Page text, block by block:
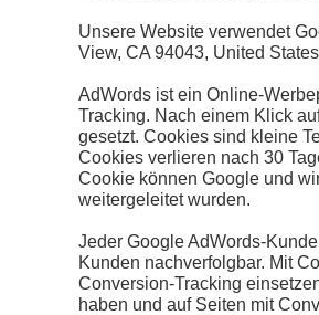
Unsere Website verwendet
View, CA 94043, United
AdWords ist ein Online-
Tracking. Nach einem Klick
gesetzt. Cookies sind kleine
Cookies verlieren nach 30
Cookie können Google und
weitergeleitet wurden.
Jeder Google AdWords-
Kunden nachverfolgbar. Mit
Conversion-Tracking
haben und auf Seiten mit